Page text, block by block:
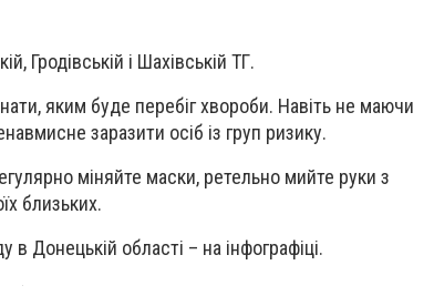
Гродівській і Шахівській ТГ.
яким буде перебіг хвороби. Навіть не маючи
заразити осіб із груп ризику.
міняйте маски, ретельно мийте руки з
близьких.
Донецькій області – на інфографіці.